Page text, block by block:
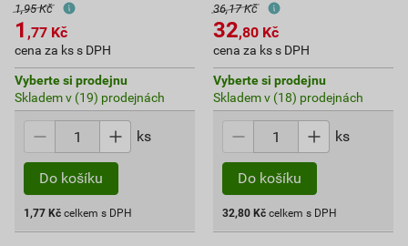
1,95 Kč
1 ,77 Kč
cena za ks s DPH
Vyberte si prodejnu
Skladem v (19) prodejnách
ks
Do košíku
1,77 Kč celkem s DPH
36,17 Kč
32,80 Kč
cena za ks s DPH
Vyberte si prodejnu
Skladem v (18) prodejnách
ks
Do košíku
32,80 Kč celkem s DPH